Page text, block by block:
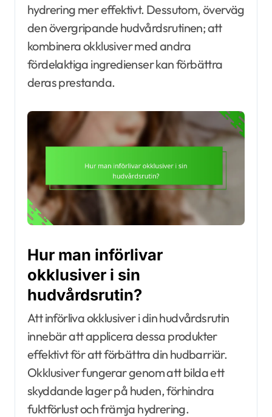
hydrering mer effektivt. Dessutom, överväg
den övergripande hudvårdsrutinen; att
kombinera okklusiver med andra
fördelaktiga ingredienser kan förbättra
deras prestanda.
Hur man införlivar
okklusiver i sin
hudvårdsrutin?
Att införliva okklusiver i din hudvårdsrutin
innebär att applicera dessa produkter
effektivt för att förbättra din hudbarriär.
Okklusiver fungerar genom att bilda ett
skyddande lager på huden, förhindra
fuktförlust och främja hydrering.